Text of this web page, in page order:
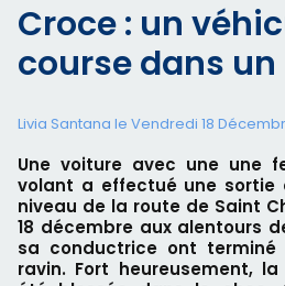
Croce : un
course dans
Livia Santana le Vendredi 18
Une voiture avec une une
volant a effectué une sortie
niveau de la route de Saint
18 décembre aux alentours
sa conductrice ont terminé
ravin. Fort heureusement,